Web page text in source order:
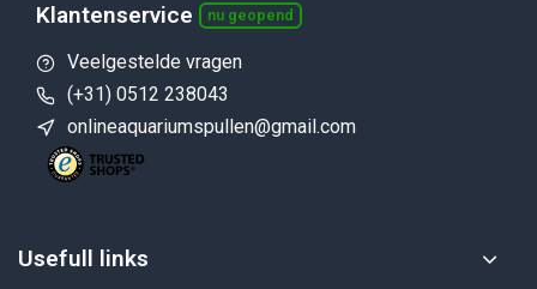
Klantenservice nu geopend
Veelgestelde vragen
(+31) 0512 238043
onlineaquariumspullen@gmail.com
Usefull links